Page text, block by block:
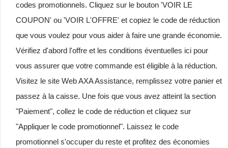
codes promotionnels. Cliquez sur le bouton 'VOIR LE
COUPON' ou 'VOIR L'OFFRE' et copiez le code de réduction
que vous voulez pour vous aider à faire une grande économie.
Vérifiez d'abord l'offre et les conditions éventuelles ici pour
vous assurer que votre commande est éligible à la réduction.
Visitez le site Web AXA Assistance, remplissez votre panier et
passez à la caisse. Une fois que vous avez atteint la section
"Paiement", collez le code de réduction et cliquez sur
"Appliquer le code promotionnel". Laissez le code
promotionnel s'occuper du reste et profitez des économies